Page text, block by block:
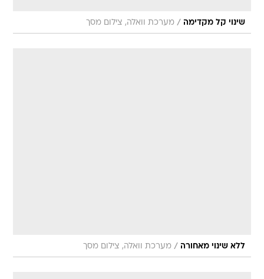
שינוי קל מקדימה / מערכת וואלה, צילום מסך
ללא שינוי מאחורה / מערכת וואלה, צילום מסך